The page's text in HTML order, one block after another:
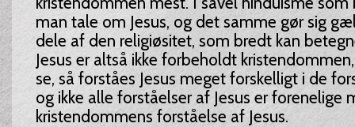
man tale om Jesus, og det samme gør sig
dele af den religiøsitet, som bredt kan
Jesus er altså ikke forbeholdt
se, så forståes Jesus meget forskelligt i de
og ikke alle forståelser af Jesus er forenelige
kristendommens forståelse af Jesus.